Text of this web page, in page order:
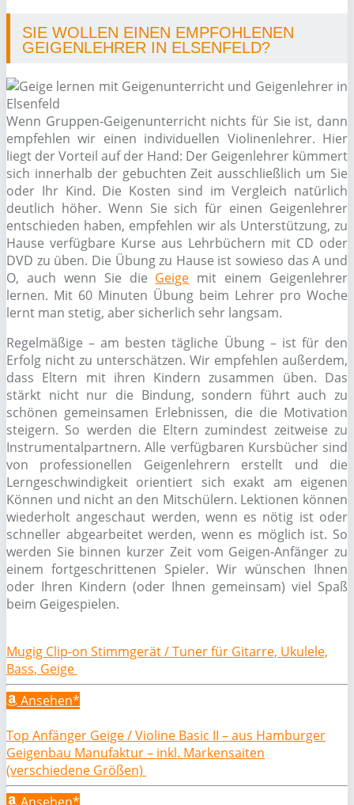
SIE WOLLEN EINEN EMPFOHLENEN
GEIGENLEHRER IN ELSENFELD?
Wenn Gruppen-Geigenunterricht nichts für Sie ist, dann
empfehlen wir einen individuellen Violinenlehrer. Hier
liegt der Vorteil auf der Hand: Der Geigenlehrer kümmert
sich innerhalb der gebuchten Zeit ausschließlich um Sie
oder Ihr Kind. Die Kosten sind im Vergleich natürlich
deutlich höher. Wenn Sie sich für einen Geigenlehrer
entschieden haben, empfehlen wir als Unterstützung, zu
Hause verfügbare Kurse aus Lehrbüchern mit CD oder
DVD zu üben. Die Übung zu Hause ist sowieso das A und
O, auch wenn Sie die Geige mit einem Geigenlehrer
lernen. Mit 60 Minuten Übung beim Lehrer pro Woche
lernt man stetig, aber sicherlich sehr langsam.
Regelmäßige – am besten tägliche Übung – ist für den
Erfolg nicht zu unterschätzen. Wir empfehlen außerdem,
dass Eltern mit ihren Kindern zusammen üben. Das
stärkt nicht nur die Bindung, sondern führt auch zu
schönen gemeinsamen Erlebnissen, die die Motivation
steigern. So werden die Eltern zumindest zeitweise zu
Instrumentalpartnern. Alle verfügbaren Kursbücher sind
von professionellen Geigenlehrern erstellt und die
Lerngeschwindigkeit orientiert sich exakt am eigenen
Können und nicht an den Mitschülern. Lektionen können
wiederholt angeschaut werden, wenn es nötig ist oder
schneller abgearbeitet werden, wenn es möglich ist. So
werden Sie binnen kurzer Zeit vom Geigen-Anfänger zu
einem fortgeschrittenen Spieler. Wir wünschen Ihnen
oder Ihren Kindern (oder Ihnen gemeinsam) viel Spaß
beim Geigespielen.
Mugig Clip-on Stimmgerät / Tuner für Gitarre, Ukulele,
Bass, Geige
Ansehen*
Top Anfänger Geige / Violine Basic II – aus Hamburger
Geigenbau Manufaktur – inkl. Markensaiten
(verschiedene Größen)